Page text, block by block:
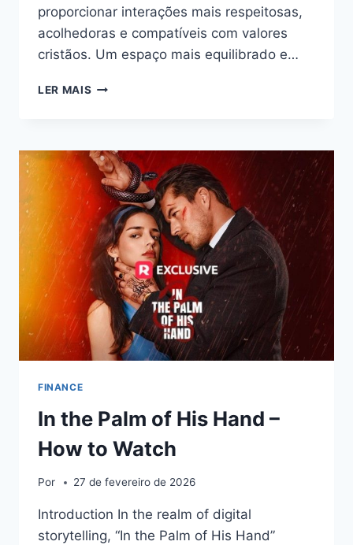
proporcionar interações mais respeitosas,
acolhedoras e compatíveis com valores
cristãos. Um espaço mais equilibrado e…
LER MAIS APPS
COM
PROPÓSITO
FINANCE
In the Palm of His Hand –
How to Watch
Por 27 de fevereiro de 2026
Introduction In the realm of digital
storytelling, “In the Palm of His Hand”